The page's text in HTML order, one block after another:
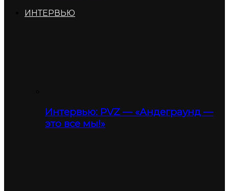
ИНТЕРВЬЮ
Интервью: PVZ — «Андеграунд —
это все мы!»